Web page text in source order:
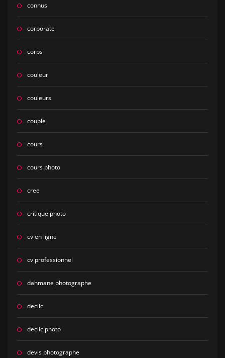
connus
corporate
corps
couleur
couleurs
couple
cours
cours photo
cree
critique photo
cv en ligne
cv professionnel
dahmane photographe
declic
declic photo
devis photographe